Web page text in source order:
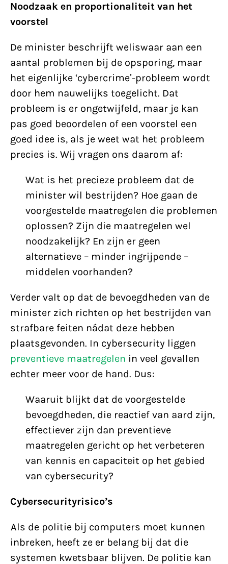
Noodzaak en proportionaliteit van het
voorstel
De minister beschrijft weliswaar aan een
aantal problemen bij de opsporing, maar
het eigenlijke ‘cybercrime’-probleem wordt
door hem nauwelijks toegelicht. Dat
probleem is er ongetwijfeld, maar je kan
pas goed beoordelen of een voorstel een
goed idee is, als je weet wat het probleem
precies is. Wij vragen ons daarom af:
Wat is het precieze probleem dat de
minister wil bestrijden? Hoe gaan de
voorgestelde maatregelen die problemen
oplossen? Zijn die maatregelen wel
noodzakelijk? En zijn er geen
alternatieve – minder ingrijpende –
middelen voorhanden?
Verder valt op dat de bevoegdheden van de
minister zich richten op het bestrijden van
strafbare feiten nádat deze hebben
plaatsgevonden. In cybersecurity liggen
preventieve maatregelen in veel gevallen
echter meer voor de hand. Dus:
Waaruit blijkt dat de voorgestelde
bevoegdheden, die reactief van aard zijn,
effectiever zijn dan preventieve
maatregelen gericht op het verbeteren
van kennis en capaciteit op het gebied
van cybersecurity?
Cybersecurityrisico’s
Als de politie bij computers moet kunnen
inbreken, heeft ze er belang bij dat die
systemen kwetsbaar blijven. De politie kan